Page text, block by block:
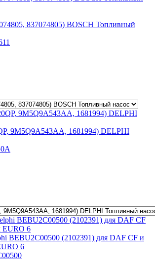
837074805) BOSCH Топливный
9M5Q9A543AA, 1681994) DELPHI
BEBU2C00500 (2102391) для DAF CF и
6